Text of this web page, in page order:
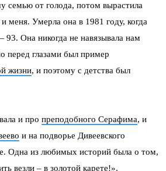
семью от голода, потом вырастила
меня. Умерла она в 1981 году, когда
Она никогда не навязывала нам
перед глазами был пример
жизни, и поэтому с детства был
и про преподобного Серафима, и
и на подворье Дивеевского
Одна из любимых историй была о том,
везли – в золотой карете!».